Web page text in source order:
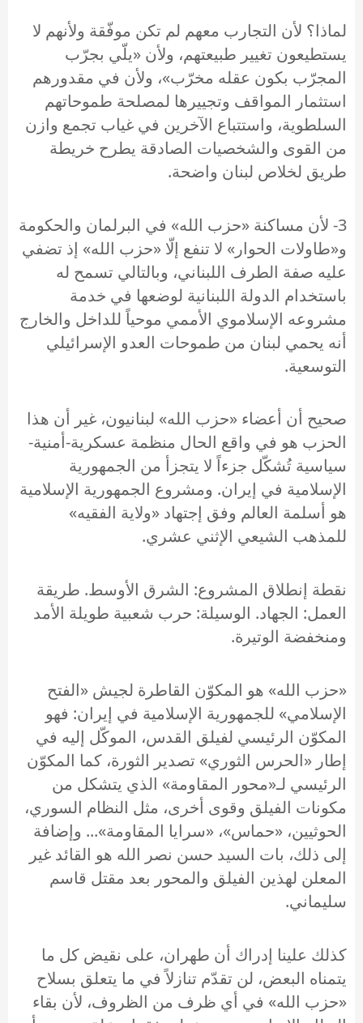
لماذا؟ لأن التجارب معهم لم تكن موفّقة ولأنهم لا
يستطيعون تغيير طبيعتهم، ولأن «يلّي بجرّب
المجرّب بكون عقله مخرّب»، ولأن في مقدورهم
استثمار المواقف وتجييرها لمصلحة طموحاتهم
السلطوية، واستتباع الآخرين في غياب تجمع وازن
من القوى والشخصيات الصادقة يطرح خريطة
طريق لخلاص لبنان واضحة.
3- لأن مساكنة «حزب الله» في البرلمان والحكومة
و«طاولات الحوار» لا تنفع إلّا «حزب الله» إذ تضفي
عليه صفة الطرف اللبناني، وبالتالي تسمح له
باستخدام الدولة اللبنانية لوضعها في خدمة
مشروعه الإسلاموي الأممي موحياً للداخل والخارج
أنه يحمي لبنان من طموحات العدو الإسرائيلي
التوسعية.
صحيح أن أعضاء «حزب الله» لبنانيون، غير أن هذا
الحزب هو في واقع الحال منظمة عسكرية-أمنية-
سياسية تُشكّل جزءاً لا يتجزأ من الجمهورية
الإسلامية في إيران. ومشروع الجمهورية الإسلامية
هو أسلمة العالم وفق إجتهاد «ولاية الفقيه»
للمذهب الشيعي الإثني عشري.
نقطة إنطلاق المشروع: الشرق الأوسط. طريقة
العمل: الجهاد. الوسيلة: حرب شعبية طويلة الأمد
ومنخفضة الوتيرة.
«حزب الله» هو المكوّن القاطرة لجيش «الفتح
الإسلامي» للجمهورية الإسلامية في إيران: فهو
المكوّن الرئيسي لفيلق القدس، الموكّل إليه في
إطار «الحرس الثوري» تصدير الثورة، كما المكوّن
الرئيسي لـ«محور المقاومة» الذي يتشكل من
مكونات الفيلق وقوى أخرى، مثل النظام السوري،
الحوثيين، «حماس»، «سرايا المقاومة»... وإضافة
إلى ذلك، بات السيد حسن نصر الله هو القائد غير
المعلن لهذين الفيلق والمحور بعد مقتل قاسم
سليماني.
كذلك علينا إدراك أن طهران، على نقيض كل ما
يتمناه البعض، لن تقدّم تنازلاً في ما يتعلق بسلاح
«حزب الله» في أي ظرف من الظروف، لأن بقاء